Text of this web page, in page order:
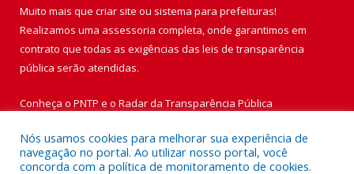
Muito mais que criar site ou sistema para prefeituras!
Realizamos uma assessoria completa, onde garantimos em
contrato que todas as exigências das leis de transparência
pública serão atendidas.
Conheça o PNTP e o Radar da Transparência Pública
Nós usamos cookies para melhorar sua experiência de
navegação no portal. Ao utilizar nosso portal, você
concorda com a política de monitoramento de cookies.